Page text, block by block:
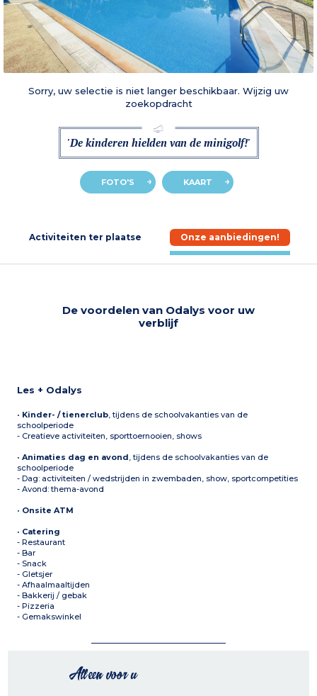
Sorry, uw selectie is niet langer beschikbaar. Wijzig uw
zoekopdracht
'De kinderen hielden van de minigolf!'
FOTO'S KAART
Activiteiten ter plaatse Onze aanbiedingen!
De voordelen van Odalys voor uw
verblijf
Les + Odalys
• Kinder- / tienerclub, tijdens de schoolvakanties van de
schoolperiode
- Creatieve activiteiten, sporttoernooien, shows
•Animaties dag en avond, tijdens de schoolvakanties van de
schoolperiode
- Dag: activiteiten / wedstrijden in zwembaden, show, sportcompetities
- Avond: thema-avond
• Onsite ATM
• Catering
- Restaurant
- Bar
- Snack
- Gletsjer
- Afhaalmaaltijden
- Bakkerij / gebak
- Pizzeria
- Gemakswinkel
Alleen voor u